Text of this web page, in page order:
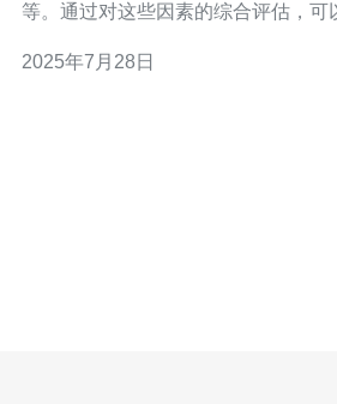
等。通过对这些因素的综合评估，可
现尤为突出，是一个值得信赖的选择。 网络延迟与带宽
2025年7月28日